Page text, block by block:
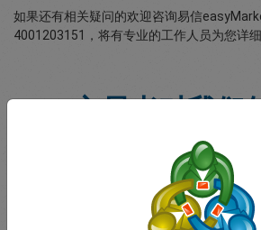
如果还有相关疑问的欢迎咨询易信
4001203151，将有专业的工作人员为您详细
交易者对我们